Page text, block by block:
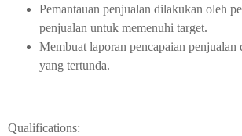
Pemantauan penjualan dilakukan oleh
penjualan untuk memenuhi target.
Membuat laporan pencapaian penjualan
yang tertunda.
Qualifications: